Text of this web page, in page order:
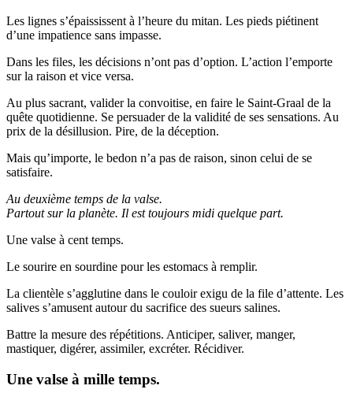
Les lignes s’épaississent à l’heure du mitan. Les pieds piétinent
d’une impatience sans impasse.
Dans les files, les décisions n’ont pas d’option. L’action l’emporte
sur la raison et vice versa.
Au plus sacrant, valider la convoitise, en faire le Saint-Graal de la
quête quotidienne. Se persuader de la validité de ses sensations. Au
prix de la désillusion. Pire, de la déception.
Mais qu’importe, le bedon n’a pas de raison, sinon celui de se
satisfaire.
Au deuxième temps de la valse.
Partout sur la planète. Il est toujours midi quelque part.
Une valse à cent temps.
Le sourire en sourdine pour les estomacs à remplir.
La clientèle s’agglutine dans le couloir exigu de la file d’attente. Les
salives s’amusent autour du sacrifice des sueurs salines.
Battre la mesure des répétitions. Anticiper, saliver, manger,
mastiquer, digérer, assimiler, excréter. Récidiver.
Une valse à mille temps.